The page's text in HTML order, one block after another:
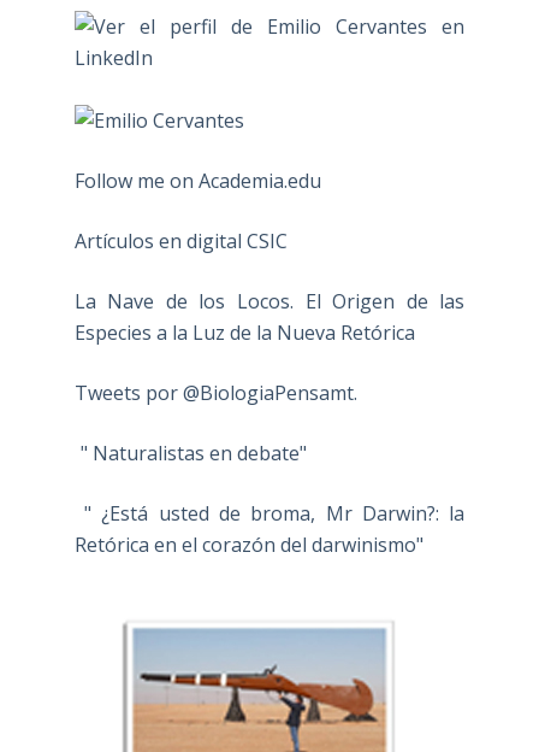
Follow me on Academia.edu
Artículos en digital CSIC
La Nave de los Locos. El Origen de las
Especies a la Luz de la Nueva Retórica
Tweets por @BiologiaPensamt.
" Naturalistas en debate"
" ¿Está usted de broma, Mr Darwin?: la
Retórica en el corazón del darwinismo"